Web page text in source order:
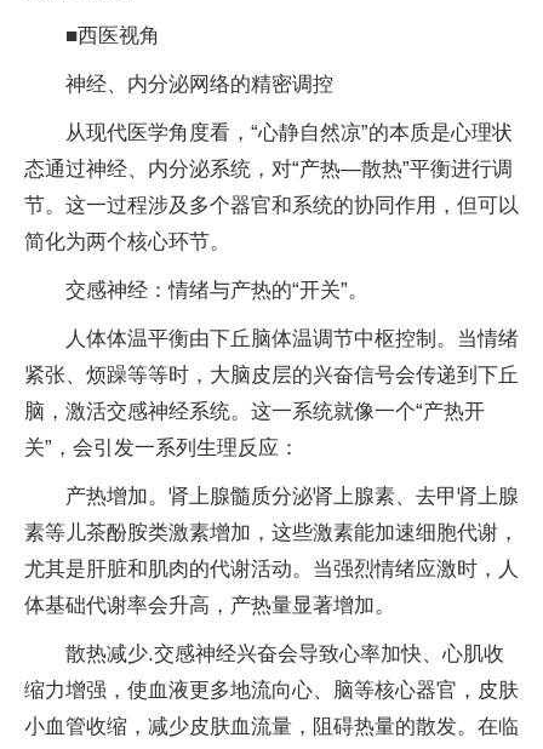
■西医视角
神经、内分泌网络的精密调控
从现代医学角度看，“心静自然凉”的本质是心理状
态通过神经、内分泌系统，对“产热—散热”平衡进行调
节。这一过程涉及多个器官和系统的协同作用，但可以
简化为两个核心环节。
交感神经：情绪与产热的“开关”。
人体体温平衡由下丘脑体温调节中枢控制。当情绪
紧张、烦躁等等时，大脑皮层的兴奋信号会传递到下丘
脑，激活交感神经系统。这一系统就像一个“产热开
关”，会引发一系列生理反应：
产热增加。肾上腺髓质分泌肾上腺素、去甲肾上腺
素等儿茶酚胺类激素增加，这些激素能加速细胞代谢，
尤其是肝脏和肌肉的代谢活动。当强烈情绪应激时，人
体基础代谢率会升高，产热量显著增加。
散热减少.交感神经兴奋会导致心率加快、心肌收
缩力增强，使血液更多地流向心、脑等核心器官，皮肤
小血管收缩，减少皮肤血流量，阻碍热量的散发。在临